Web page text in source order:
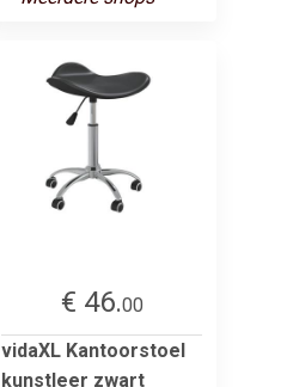
€ 46.00
vidaXL Kantoorstoel
kunstleer zwart